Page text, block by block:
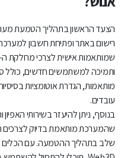
הצעד הראשון בתהליך הטמעת
רישום באתר ופתיחת חשבון
ותמיכה למשתמשים חדשים, כולל
מותאמות, הגדרת אוטומציות
עובדים.
שהמערכת מותאמת בדיוק לצרכים
שלב בתהליך ההטמעה. עם הכלים